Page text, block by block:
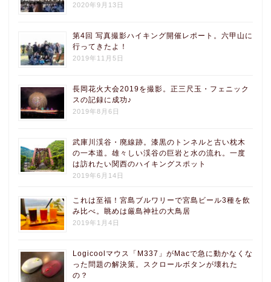
2020年9月13日
第4回 写真撮影ハイキング開催レポート。六甲山に
行ってきたよ！
2019年11月5日
長岡花火大会2019を撮影。正三尺玉・フェニック
スの記録に成功♪
2019年8月6日
武庫川渓谷・廃線跡。漆黒のトンネルと古い枕木
の一本道。雄々しい渓谷の巨岩と水の流れ。一度
は訪れたい関西のハイキングスポット
2019年6月14日
これは至福！宮島ブルワリーで宮島ビール3種を飲
み比べ。眺めは厳島神社の大鳥居
2019年1月4日
Logicoolマウス「M337」がMacで急に動かなくな
った問題の解決策。スクロールボタンが壊れた
の？